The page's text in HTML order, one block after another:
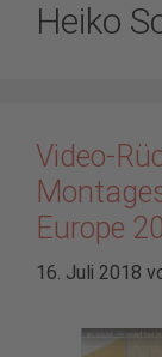
Heiko
Video-
Europe
16. Juli 2018